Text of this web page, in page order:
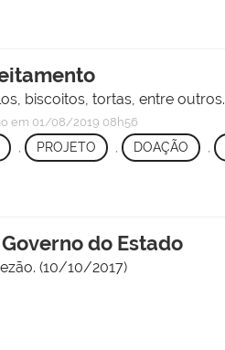
biscoitos, tortas, entre outros.
em 01/08/2019 08h56
, PROJETO , DOAÇÃO ,
do Estado
(10/10/2017)